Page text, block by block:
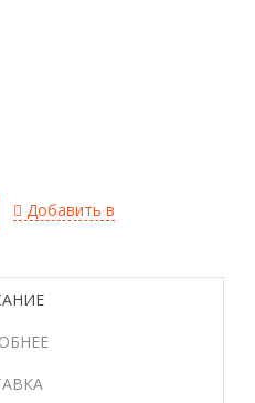
Добавить в